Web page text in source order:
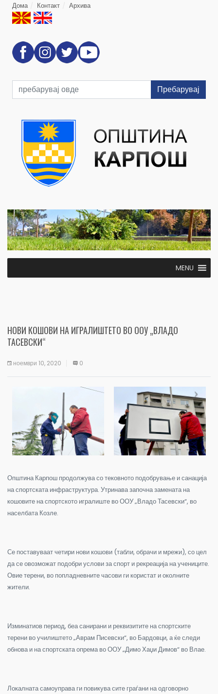
Дома Контакт Архива
Пребарувај
MENU
НОВИ КОШОВИ НА ИГРАЛИШТЕТО ВО ООУ „ВЛАДО
ТАСЕВСКИ“
ноември 10, 2020 0
Општина Карпош продолжува со тековното подобрување и санација
на спортската инфраструктура. Утринава започна замената на
кошовите на спортското игралиште во ООУ „Владо Тасевски“, во
населбата Козле.
Се поставуваат четири нови кошови (табли, обрачи и мрежи), со цел
да се овозможат подобри услови за спорт и рекреација на учениците.
Овие терени, во попладневните часови ги користат и околните
жители.
Изминатиов период, беа санирани и реквизитите на спортските
терени во училиштето „Аврам Писевски“, во Бардовци, а ќе следи
обнова и на спортската опрема во ООУ „Димо Хаџи Димов“ во Влае.
Локалната самоуправа ги повикува сите граѓани на одговорно